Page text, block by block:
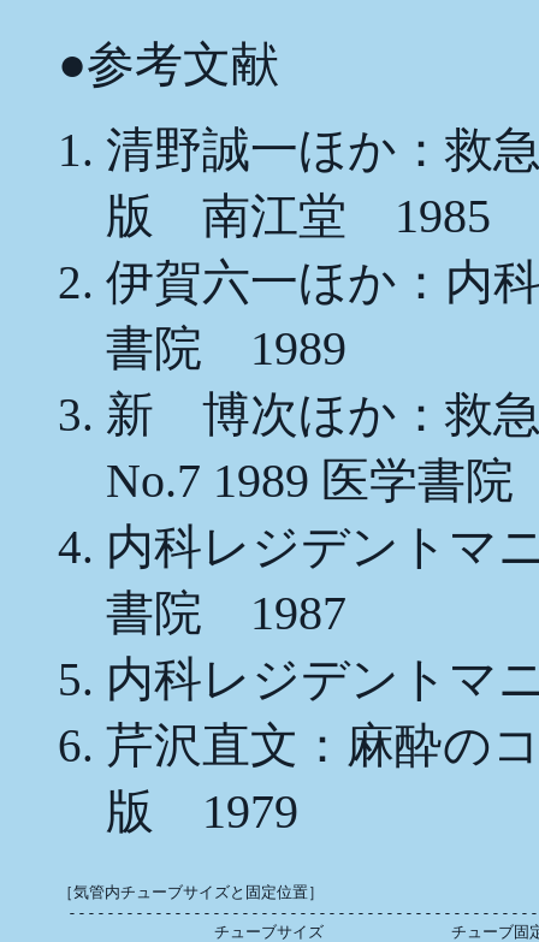
●参考文献
清野誠一ほか：救
版 南江堂 1985
伊賀六一ほか：内
書院 1989
新 博次ほか：救
No.7 1989 医学書院
内科レジデント
書院 1987
内科レジデント
芹沢直文：麻酔の
版 1979
［気管内チューブサイズと固定位置］
　　 チューブサイズ          　　チュ